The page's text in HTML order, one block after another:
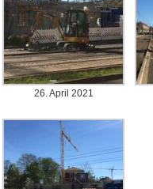
26. April 2021